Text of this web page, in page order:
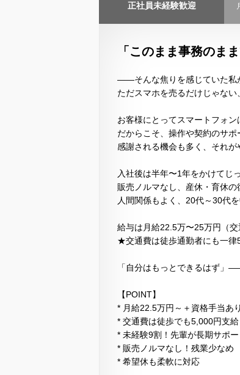
正社員未経験歓迎
「このまま事務のま
――そんな焦りを感じていた私
ただスマホを売るだけじゃない
お客様にとってスマートフォン
だからこそ、操作や契約のサ
感謝される機会も多く、それが
入社後は半年〜1年をかけてじ
販売ノルマなし、産休・育休の
人間関係もよく、20代～30代
給与は月給22.5万〜25万円（交
★交通費は徒歩通勤者にも一律
「自分はもっとできるはず」
【POINT】
* 月給22.5万円～＋資格手当あり
* 交通費は徒歩でも5,000円支給
* 未経験9割！先輩が長期サポー
* 販売ノルマなし！残業少なめ
* 希望休も柔軟に対応